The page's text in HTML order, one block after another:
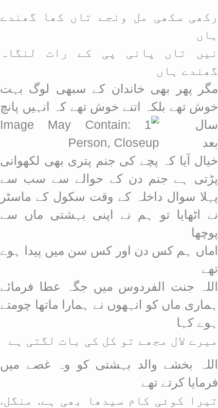
رکھی سکھی مل ونجے تاں کھا گھندے
ہاں
نیں تاں پانی پی کے رات لنگاہ
گھندے ہاں
مگر پھر بھی خاندان کے سبھی لوگ بہت
خوش تھے بلکہ اتنے خوش تھے کہ انہیں پانچ
سال
بعد
خیال آیا کہ پچے کی جنم پتری بھی لکھوانی
پڑتی ہے جنم دن کے حوالے سے سب سے
پہلا سوال داخلہ کے وقت سکول کے ماسٹر
نے اٹھایا تو ہم نے اپنی بہشتی ماں سے
پوچھا
اماں ہم کس دن اور کس سن میں پیدا ہوے
تھے
اللہ جنت الفردوس میں جگہ عطا فرمائے
ہماری ماں کو انہھوں نے ہمارا ماتھا چومتے
ہوے کہا
میرے لال مجھے تو کل کی بات لگتی ہے
اللہ بخشے والد بہشتی کو وہ غصے میں
فرمایا کرتے تھے
تیرا کوئی کام سیدھا بھی ہے. منگل.